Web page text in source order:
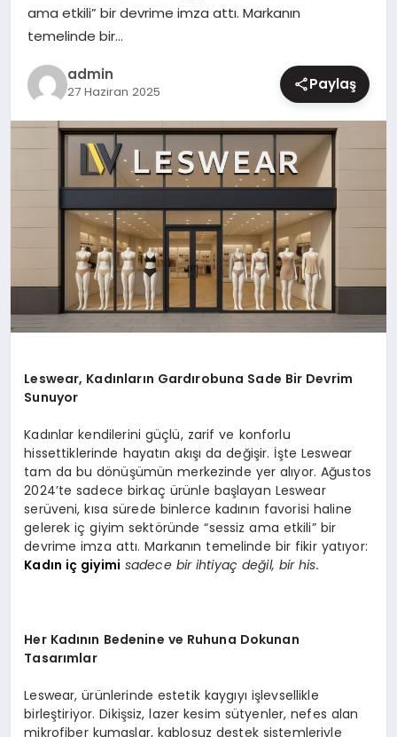
ama etkili” bir devrime imza attı. Markanın
temelinde bir…
admin
27 Haziran 2025 Paylaş
Leswear, Kadınların Gardırobuna Sade Bir Devrim
Sunuyor
Kadınlar kendilerini güçlü, zarif ve konforlu
hissettiklerinde hayatın akışı da değişir. İşte Leswear
tam da bu dönüşümün merkezinde yer alıyor. Ağustos
2024’te sadece birkaç ürünle başlayan Leswear
serüveni, kısa sürede binlerce kadının favorisi haline
gelerek iç giyim sektöründe “sessiz ama etkili” bir
devrime imza attı. Markanın temelinde bir fikir yatıyor:
Kadın iç giyimi sadece bir ihtiyaç değil, bir his.
Her Kadının Bedenine ve Ruhuna Dokunan
Tasarımlar
Leswear, ürünlerinde estetik kaygıyı işlevsellikle
birleştiriyor. Dikişsiz, lazer kesim sütyenler, nefes alan
mikrofiber kumaşlar, kablosuz destek sistemleriyle